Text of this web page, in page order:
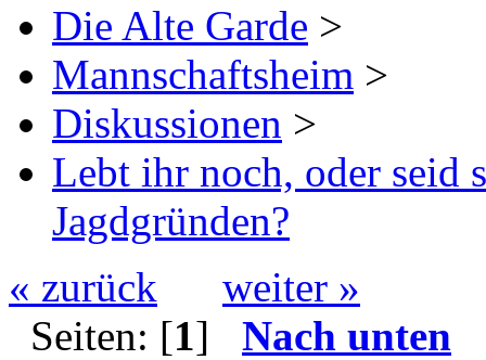
Die Alte Garde >
Mannschaftsheim >
Diskussionen >
Lebt ihr noch, oder seid
Jagdgründen?
« zurück
weiter »
Seiten: [1] Nach unten